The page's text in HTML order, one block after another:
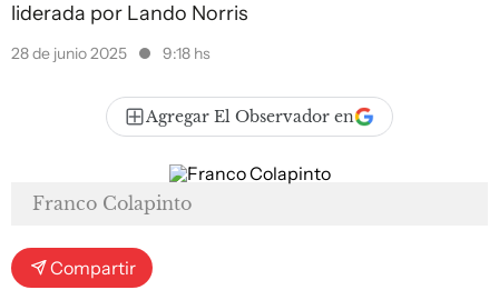
liderada por Lando Norris
28 de junio 2025 9:18 hs
Agregar El Observador en
Franco Colapinto
Compartir